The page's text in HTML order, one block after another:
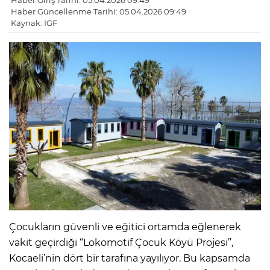
Haber Güncellenme Tarihi: 05.04.2026 09:49
Kaynak: IGF
Çocukların güvenli ve eğitici ortamda eğlenerek
vakit geçirdiği “Lokomotif Çocuk Köyü Projesi”,
Kocaeli’nin dört bir tarafına yayılıyor. Bu kapsamda